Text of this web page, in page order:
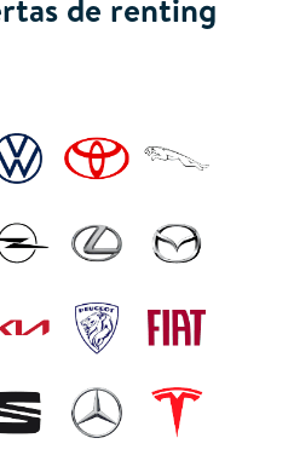
de renting